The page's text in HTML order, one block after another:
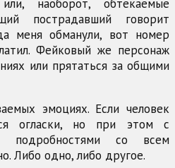
наоборот, обтекаемые
пострадавший говорит
меня обманули, вот номер
Фейковый же персонаж
или прятаться за общими
эмоциях. Если человек
огласки, но при этом с
подробностями со всем
Либо одно, либо другое.